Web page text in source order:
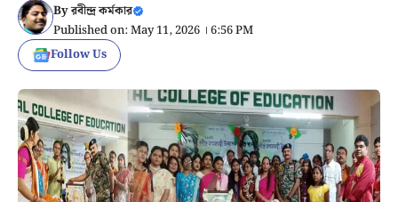
Byরবীন্দ্র কর্মকার
Published on: May 11, 2026 । 6:56 PM
Follow Us